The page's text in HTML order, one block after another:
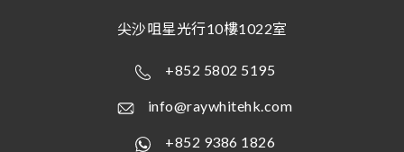
尖沙咀星光行10樓1022室
+852 5802 5195
info@raywhitehk.com
+852 9386 1826